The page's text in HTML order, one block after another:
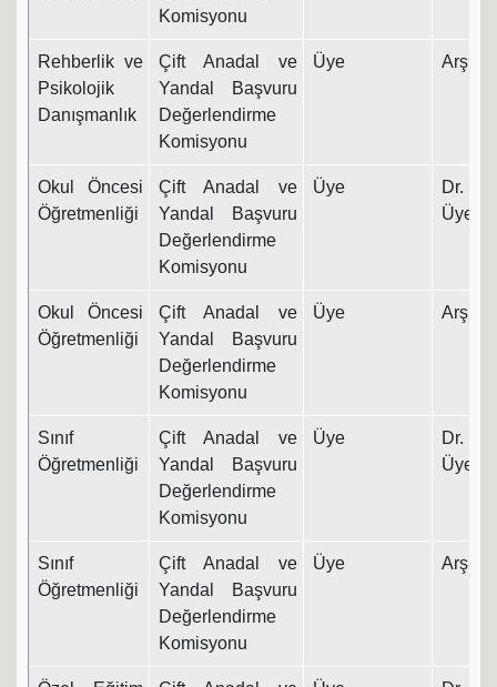
Komisyonu
Rehberlik ve
Psikolojik
Danışmanlık
Çift Anadal ve
Yandal Başvuru
Değerlendirme
Komisyonu
Üye Arş.
Okul Öncesi
Öğretmenliği
Çift Anadal ve
Yandal Başvuru
Değerlendirme
Komisyonu
Üye
Dr.
Üyesi
Okul Öncesi
Öğretmenliği
Çift Anadal ve
Yandal Başvuru
Değerlendirme
Komisyonu
Üye Arş.
Sınıf
Öğretmenliği
Çift Anadal ve
Yandal Başvuru
Değerlendirme
Komisyonu
Üye
Dr.
Üyesi
Sınıf
Öğretmenliği
Çift Anadal ve
Yandal Başvuru
Değerlendirme
Komisyonu
Üye Arş.